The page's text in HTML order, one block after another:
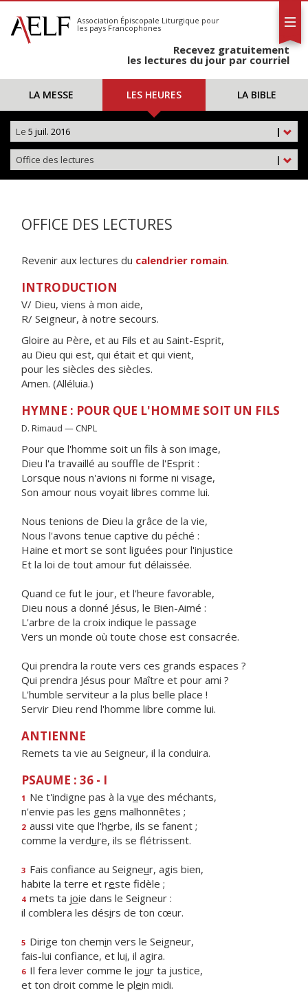
S'abonner
Calendrier
Association Épiscopale Liturgique pour
les pays Francophones
Recevez gratuitement
les lectures du jour par courriel
LA MESSE LES HEURES LA BIBLE
|
Le 5 juil. 2016
|
Office des lectures
OFFICE DES LECTURES
Revenir aux lectures du calendrier romain.
INTRODUCTION
V/ Dieu, viens à mon aide,
R/ Seigneur, à notre secours.
Gloire au Père, et au Fils et au Saint-Esprit,
au Dieu qui est, qui était et qui vient,
pour les siècles des siècles.
Amen. (Alléluia.)
HYMNE : POUR QUE L'HOMME SOIT UN FILS
D. Rimaud — CNPL
Pour que l'homme soit un fils à son image,
Dieu l'a travaillé au souffle de l'Esprit :
Lorsque nous n'avions ni forme ni visage,
Son amour nous voyait libres comme lui.
Nous tenions de Dieu la grâce de la vie,
Nous l'avons tenue captive du péché :
Haine et mort se sont liguées pour l'injustice
Et la loi de tout amour fut délaissée.
Quand ce fut le jour, et l'heure favorable,
Dieu nous a donné Jésus, le Bien-Aimé :
L'arbre de la croix indique le passage
Vers un monde où toute chose est consacrée.
Qui prendra la route vers ces grands espaces ?
Qui prendra Jésus pour Maître et pour ami ?
L'humble serviteur a la plus belle place !
Servir Dieu rend l'homme libre comme lui.
ANTIENNE
Remets ta vie au Seigneur, il la conduira.
PSAUME : 36 - I
1 Ne t'indigne pas à la vue des méchants,
n'envie pas les gens malhonnêtes ;
2 aussi vite que l'herbe, ils se fanent ;
comme la verdure, ils se flétrissent.
3 Fais confiance au Seigneur, agis bien,
habite la terre et reste fidèle ;
4 mets ta joie dans le Seigneur :
il comblera les désirs de ton cœur.
5 Dirige ton chemin vers le Seigneur,
fais-lui confiance, et lui, il agira.
6 Il fera lever comme le jour ta justice,
et ton droit comme le plein midi.